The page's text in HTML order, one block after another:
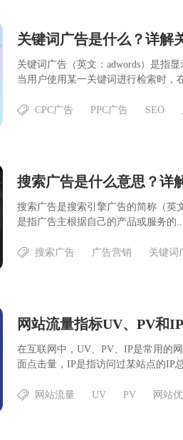
关键词广告（英文：adwords）是指
当用户使用某一关键词进行检索时，
CPC广告 PPC广告 SEO
搜索广告是搜索引擎广告的简称（英
是指广告主根据自己的产品或服务的
搜索广告 广告营销 关键词
在互联网中，UV、PV、IP是常用的
面点击量，IP是指访问过某站点的IP
网站流量 UV PV 网站